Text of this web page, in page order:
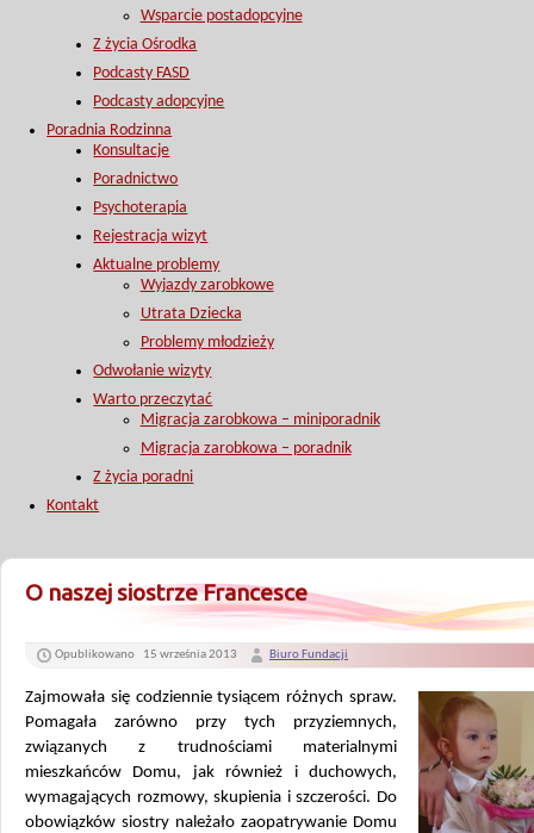
Wsparcie postadopcyjne
Z życia Ośrodka
Podcasty FASD
Podcasty adopcyjne
Poradnia Rodzinna
Konsultacje
Poradnictwo
Psychoterapia
Rejestracja wizyt
Aktualne problemy
Wyjazdy zarobkowe
Utrata Dziecka
Problemy młodzieży
Odwołanie wizyty
Warto przeczytać
Migracja zarobkowa – miniporadnik
Migracja zarobkowa – poradnik
Z życia poradni
Kontakt
O naszej siostrze Francesce
Opublikowano 15 września 2013 Biuro Fundacji
Zajmowała się codziennie tysiącem różnych spraw.
Pomagała zarówno przy tych przyziemnych,
związanych z trudnościami materialnymi
mieszkańców Domu, jak również i duchowych,
wymagających rozmowy, skupienia i szczerości. Do
obowiązków siostry należało zaopatrywanie Domu